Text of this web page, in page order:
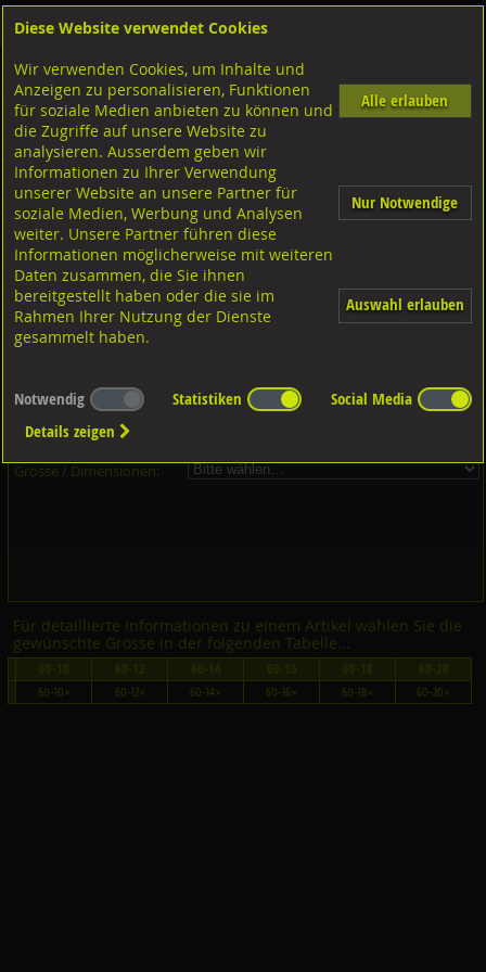
Shop Schrauben Aufhängeschrauben-Gewindeplatten
Klemmplatten, DIN3568 Stahl 37-2 feuervz.
Dieser Artikel ist in 6 Grössen erhältlich - Bitte wählen Sie...
Artikel-Nr.:
Verpackungs-Einheit:
Grösse / Dimensionen:
Für detaillierte Informationen zu einem Artikel wählen Sie die
gewünschte Grösse in der folgenden Tabelle...
60-10× 60-12× 60-14× 60-16× 60-18× 60-20×
Diese Website verwendet Cookies
Wir verwenden Cookies, um Inhalte und
Anzeigen zu personalisieren, Funktionen
für soziale Medien anbieten zu können und
die Zugriffe auf unsere Website zu
analysieren. Ausserdem geben wir
Informationen zu Ihrer Verwendung
unserer Website an unsere Partner für
soziale Medien, Werbung und Analysen
weiter. Unsere Partner führen diese
Informationen möglicherweise mit weiteren
Daten zusammen, die Sie ihnen
bereitgestellt haben oder die sie im
Rahmen Ihrer Nutzung der Dienste
gesammelt haben.
Alle erlauben
Nur Notwendige
Auswahl erlauben
Notwendig Statistiken
Social Media
Details zeigen